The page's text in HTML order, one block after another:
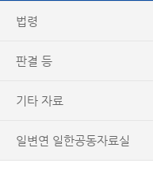
법령
판결 등
기타 자료
일변연 일한공동자료실